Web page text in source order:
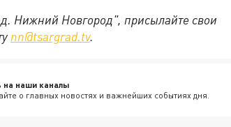
Нижний Новгород", присылайте свои
nn@tsargrad.tv.
на наши каналы
о главных новостях и важнейших событиях дня.